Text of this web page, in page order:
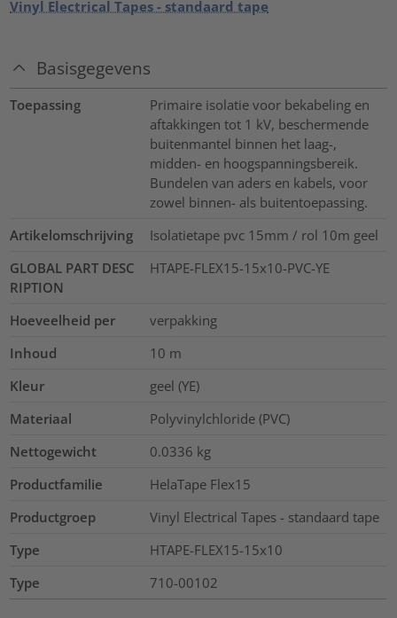
Vinyl Electrical Tapes - standaard tape
Basisgegevens
Toepassing
Primaire isolatie voor bekabeling en
aftakkingen tot 1 kV, beschermende
buitenmantel binnen het laag-,
midden- en hoogspanningsbereik.
Bundelen van aders en kabels, voor
zowel binnen- als buitentoepassing.
Artikelomschrijving
Isolatietape pvc 15mm / rol 10m geel
GLOBAL PART DESC
RIPTION
HTAPE-FLEX15-15x10-PVC-YE
Hoeveelheid per
verpakking
Inhoud
10 m
Kleur
geel (YE)
Materiaal
Polyvinylchloride (PVC)
Nettogewicht
0.0336 kg
Productfamilie
HelaTape Flex15
Productgroep
Vinyl Electrical Tapes - standaard tape
Type
HTAPE-FLEX15-15x10
Type
710-00102